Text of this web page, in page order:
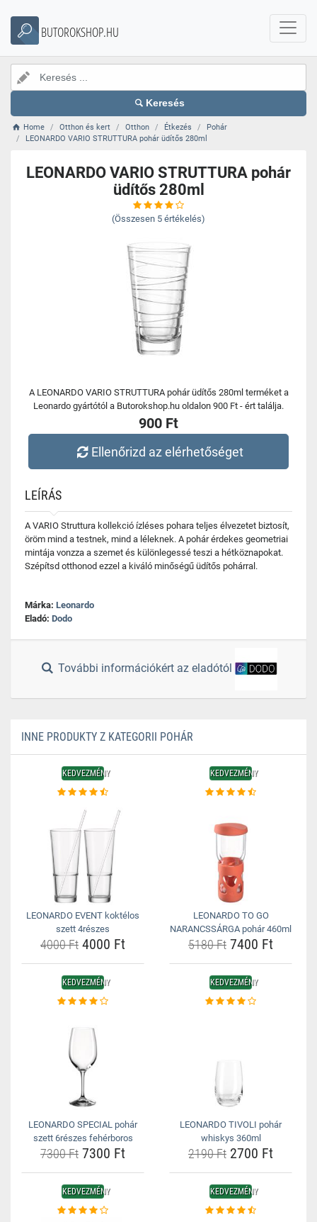
BUTOROKSHOP.HU
Keresés
Home Otthon és kert Otthon Étkezés
Pohár
LEONARDO VARIO STRUTTURA pohár üdítős 280ml
LEONARDO VARIO STRUTTURA pohár
üdítős 280ml
(Összesen 5 értékelés)
A LEONARDO VARIO STRUTTURA pohár üdítős 280ml terméket a
Leonardo gyártótól a Butorokshop.hu oldalon 900 Ft - ért találja.
900 Ft
Ellenőrizd az elérhetőséget
LEÍRÁS
A VARIO Struttura kollekció ízléses pohara teljes élvezetet biztosít,
öröm mind a testnek, mind a léleknek. A pohár érdekes geometriai
mintája vonzza a szemet és különlegessé teszi a hétköznapokat.
Szépítsd otthonod ezzel a kiváló minőségű üdítős pohárral.
Márka: Leonardo
Eladó: Dodo
További információkért az eladótól
INNE PRODUKTY Z KATEGORII POHÁR
KEDVEZMÉNY
LEONARDO EVENT koktélos
szett 4részes
4000 Ft 4000 Ft
KEDVEZMÉNY
LEONARDO TO GO
NARANCSSÁRGA pohár 460ml
5180 Ft 7400 Ft
KEDVEZMÉNY
LEONARDO SPECIAL pohár
szett 6részes fehérboros
7300 Ft 7300 Ft
KEDVEZMÉNY
LEONARDO TIVOLI pohár
whiskys 360ml
2190 Ft 2700 Ft
KEDVEZMÉNY KEDVEZMÉNY